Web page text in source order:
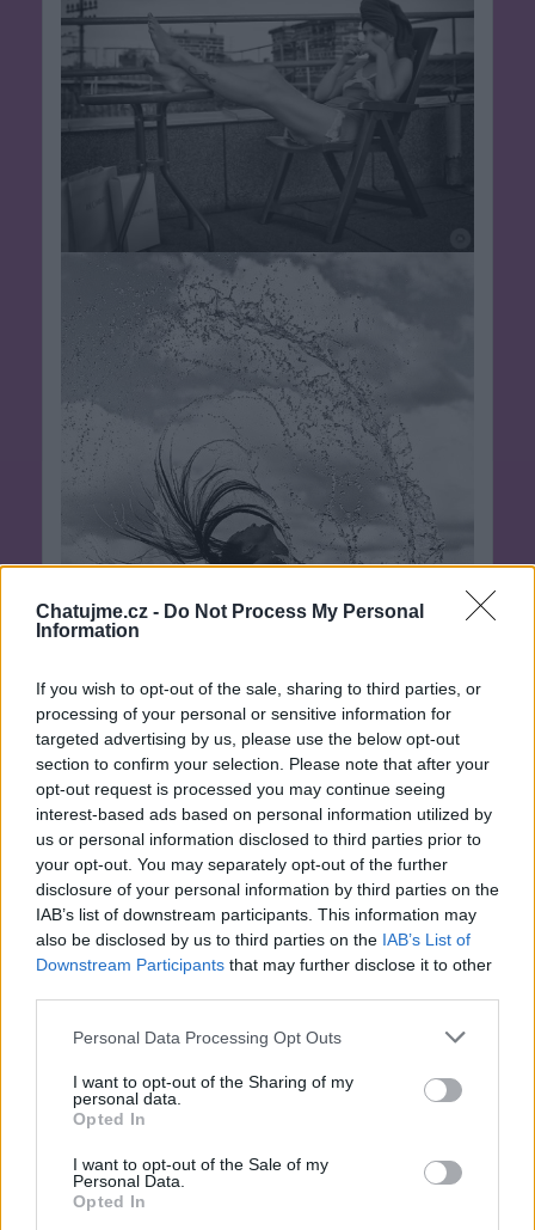
Chatujme.cz - Do Not Process My Personal
Information
If you wish to opt-out of the sale, sharing to third parties, or
processing of your personal or sensitive information for
targeted advertising by us, please use the below opt-out
section to confirm your selection. Please note that after your
opt-out request is processed you may continue seeing
interest-based ads based on personal information utilized by
us or personal information disclosed to third parties prior to
your opt-out. You may separately opt-out of the further
disclosure of your personal information by third parties on the
IAB’s list of downstream participants. This information may
also be disclosed by us to third parties on the IAB’s List of
Downstream Participants that may further disclose it to other
Personal Data Processing Opt Outs
I want to opt-out of the Sharing of my
personal data.
Opted In
I want to opt-out of the Sale of my
Personal Data.
Opted In
fenus
před 6 hodinami